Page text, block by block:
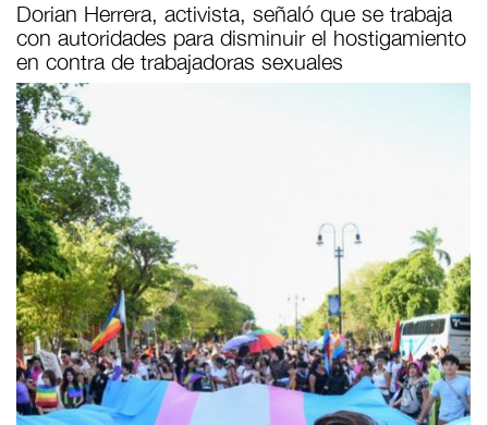
Dorian Herrera, activista, señaló que se trabaja
con autoridades para disminuir el hostigamiento
en contra de trabajadoras sexuales